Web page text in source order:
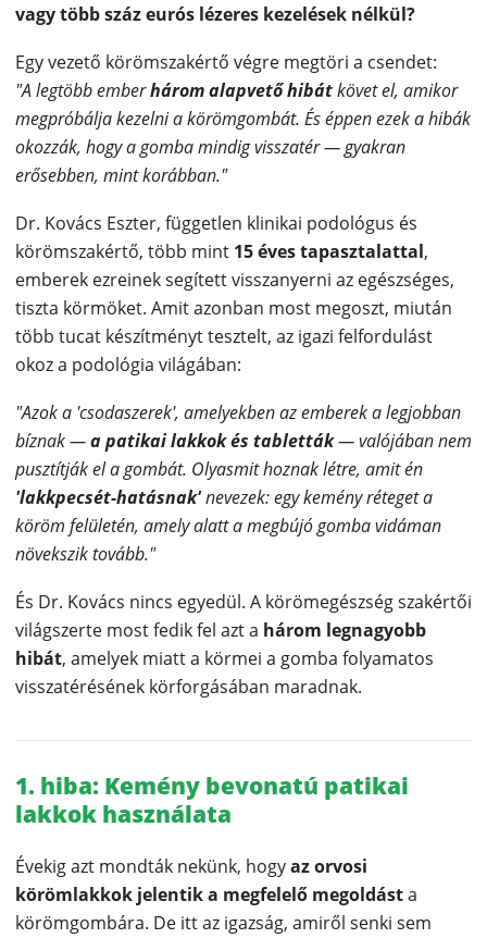
vagy több száz eurós lézeres kezelések nélkül?
Egy vezető körömszakértő végre megtöri a csendet:
"A legtöbb emberhárom alapvető hibátkövet el, amikor
megpróbálja kezelni a körömgombát. És éppen ezek a hibák
okozzák, hogy a gomba mindig visszatér — gyakran
erősebben, mint korábban."
Dr. Kovács Eszter, független klinikai podológus és
körömszakértő, több mint 15 éves tapasztalattal,
emberek ezreinek segített visszanyerni az egészséges,
tiszta körmöket. Amit azonban most megoszt, miután
több tucat készítményt tesztelt, az igazi felfordulást
okoz a podológia világában:
"Azok a 'csodaszerek', amelyekben az emberek a legjobban
bíznak —a patikai lakkok és tabletták— valójában nem
pusztítják el a gombát. Olyasmit hoznak létre, amit én
'lakkpecsét-hatásnak'nevezek: egy kemény réteget a
köröm felületén, amely alatt a megbújó gomba vidáman
növekszik tovább."
És Dr. Kovács nincs egyedül. A körömegészség szakértői
világszerte most fedik fel azt a három legnagyobb
hibát, amelyek miatt a körmei a gomba folyamatos
visszatérésének körforgásában maradnak.
1. hiba: Kemény bevonatú patikai
lakkok használata
Évekig azt mondták nekünk, hogyaz orvosi
körömlakkok jelentik a megfelelő megoldásta
körömgombára. De itt az igazság, amiről senki sem